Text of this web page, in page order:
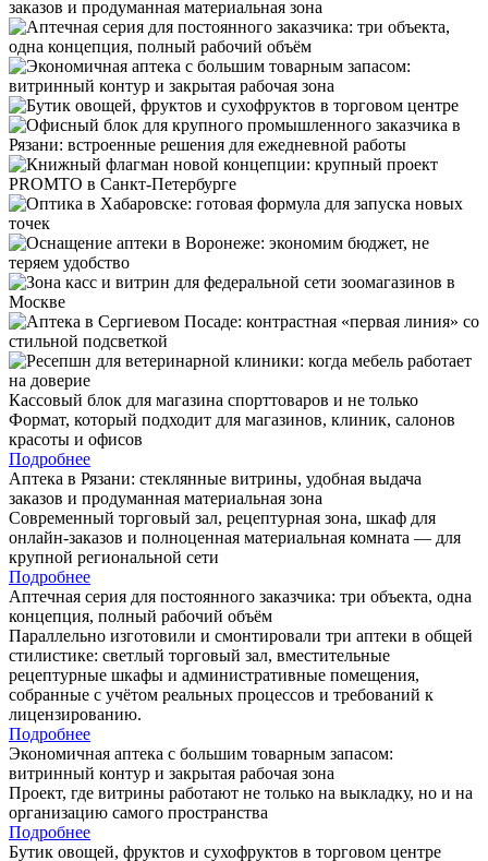
Кассовый блок для магазина спорттоваров и не только
Формат, который подходит для магазинов, клиник, салонов
красоты и офисов
Подробнее
Аптека в Рязани: стеклянные витрины, удобная выдача
заказов и продуманная материальная зона
Современный торговый зал, рецептурная зона, шкаф для
онлайн-заказов и полноценная материальная комната — для
крупной региональной сети
Подробнее
Аптечная серия для постоянного заказчика: три объекта, одна
концепция, полный рабочий объём
Параллельно изготовили и смонтировали три аптеки в общей
стилистике: светлый торговый зал, вместительные
рецептурные шкафы и административные помещения,
собранные с учётом реальных процессов и требований к
лицензированию.
Подробнее
Экономичная аптека с большим товарным запасом:
витринный контур и закрытая рабочая зона
Проект, где витрины работают не только на выкладку, но и на
организацию самого пространства
Подробнее
Бутик овощей, фруктов и сухофруктов в торговом центре